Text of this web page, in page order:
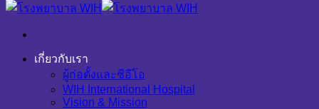
เกี่ยวกับเรา
ผู้ก่อตั้งและซีอีโอ
WIH International Hospital
Vision & Mission